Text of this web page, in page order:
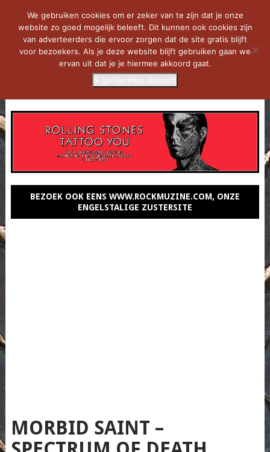
BEZOEK OOK EENS WWW.ROCKMUZINE.COM, ONZE
ENGELSTALIGE ZUSTERSITE
MORBID SAINT –
We gebruiken cookies om er zeker van te zijn dat je onze
website zo goed mogelijk beleeft. Dit kunnen ook cookies zijn
van adverteerders die ervoor zorgen dat de site gratis blijft
voor bezoekers. Als je deze website blijft gebruiken gaan we
ervan uit dat je je hiermee akkoord gaat.
Ik ga hiermee akkoord